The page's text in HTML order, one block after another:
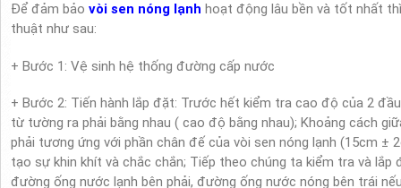
Để đảm bảo vòi sen nóng lạnh hoạt động lâu bền và tốt nhất
thuật như sau:
+ Bước 1: Vệ sinh hệ thống đường cấp nước
+ Bước 2: Tiến hành lắp đặt: Trước hết kiểm tra cao độ của 2
từ tường ra phải bằng nhau ( cao độ bằng nhau); Khoảng cách
phải tương ứng với phần chân đế của vòi sen nóng lạnh (15cm ±
tạo sự khin khít và chắc chắn; Tiếp theo chúng ta kiểm tra và
đường ống nước lạnh bên phải, đường ống nước nóng bên trái